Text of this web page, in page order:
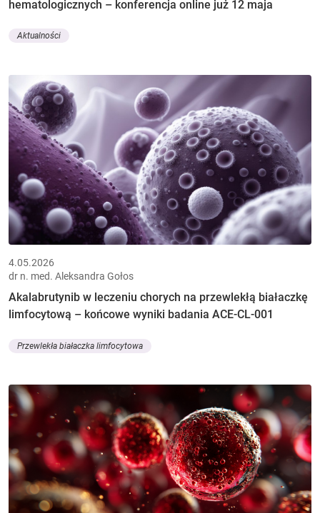
hematologicznych – konferencja online już 12 maja
Aktualności
4.05.2026
dr n. med. Aleksandra Gołos
Akalabrutynib w leczeniu chorych na przewlekłą białaczkę
limfocytową – końcowe wyniki badania ACE-CL-001
Przewlekła białaczka limfocytowa